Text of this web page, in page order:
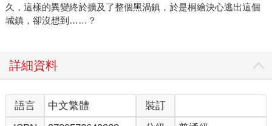
久，這樣的異變終於擴及了整個黑渦鎮，於是桐繪決心逃出這個
城鎮，卻沒想到……？
詳細資料
語言 中文繁體
裝訂